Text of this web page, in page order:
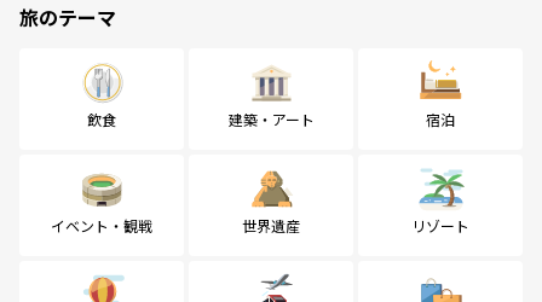
旅のテーマ
飲食 建築・アート 宿泊
イベント・観戦 世界遺産 リゾート